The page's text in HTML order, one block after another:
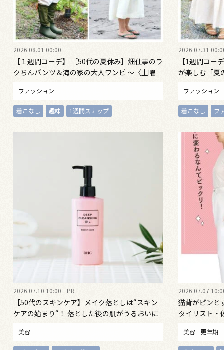
2026.08.01 00:00
【１週間コーデ】 ［50代の夏休み］畑仕事のラ
クちんパンツ＆海の家の大人ワンピ ～〈土曜
ファッション
着こなし 趣味 1週間スナップ
2026.07.31
【1週間コー
が楽しむ「夏
ファッション
着こなし フ
2026.07.10 10:00 PR
【50代のスキンケア】メイク落としは“スキン
ケアの始まり“！ 落とした後の肌がうるおいに
美容
2026.07.07
猫背がピンと
タイリスト・
美容 更年期